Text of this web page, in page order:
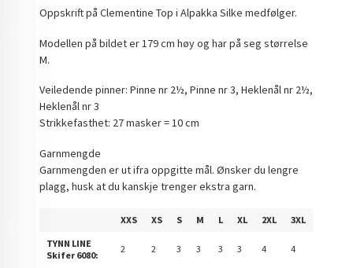
Oppskrift på Clementine Top i Alpakka Silke medfølger.
Modellen på bildet er 179 cm høy og har på seg størrelse
M.
Veiledende pinner: Pinne nr 2½, Pinne nr 3, Heklenål nr 2½,
Heklenål nr 3
Strikkefasthet: 27 masker = 10 cm
Garnmengde
Garnmengden er ut ifra oppgitte mål. Ønsker du lengre
plagg, husk at du kanskje trenger ekstra garn.
XXS XS S M L XL 2XL
3XL
TYNN LINE
Skifer 6080:
2 2 3 3 3 3 4 4